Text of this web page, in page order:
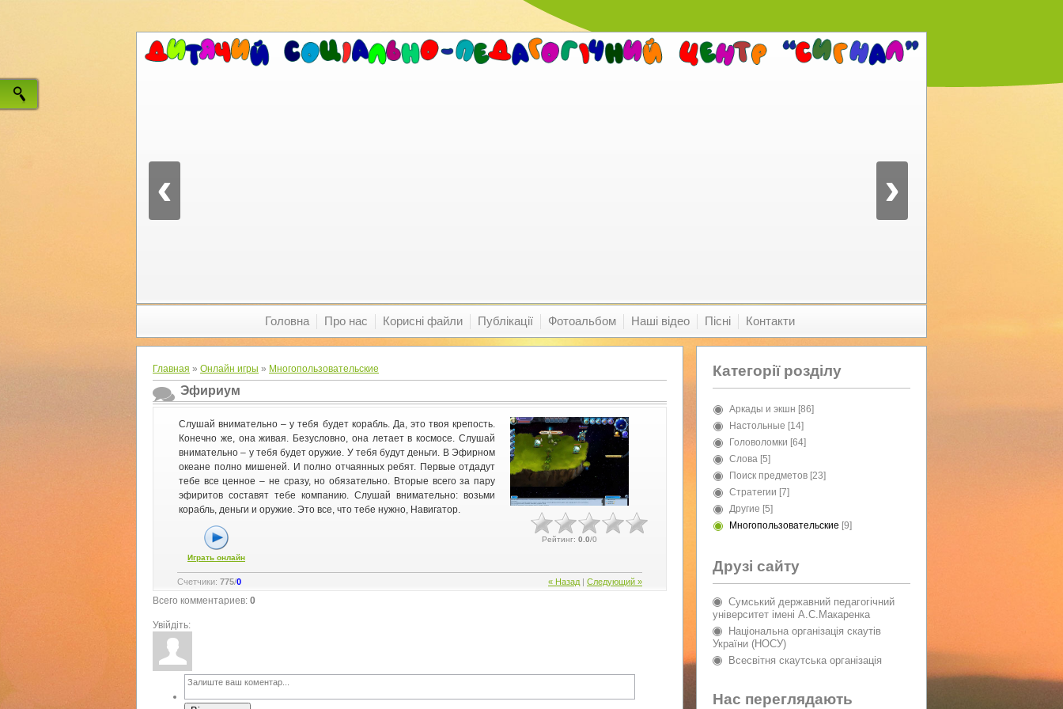
›
‹
Головна Про нас Корисні файли Публікації Фотоальбом Наші відео Пісні Контакти
Главная » Онлайн игры » Многопользовательские
Эфириум
Слушай внимательно – у тебя будет корабль. Да, это твоя крепость.
Конечно же, она живая. Безусловно, она летает в космосе. Слушай
внимательно – у тебя будет оружие. У тебя будут деньги. В Эфирном
океане полно мишеней. И полно отчаянных ребят. Первые отдадут
тебе все ценное – не сразу, но обязательно. Вторые всего за пару
эфиритов составят тебе компанию. Слушай внимательно: возьми
корабль, деньги и оружие. Это все, что тебе нужно, Навигатор.
Играть онлайн
Рейтинг: 0.0/0
« Назад | Следующий »
Счетчики: 775/0
Всего комментариев: 0
Увійдіть:
Категорії розділу
Аркады и экшн [86]
Настольные [14]
Головоломки [64]
Слова [5]
Поиск предметов [23]
Стратегии [7]
Другие [5]
Многопользовательские [9]
Друзі сайту
Сумський державний педагогічний
університет імені А.С.Макаренка
Національна організація скаутів
України (НОСУ)
Всесвітня скаутська організація
Нас переглядають